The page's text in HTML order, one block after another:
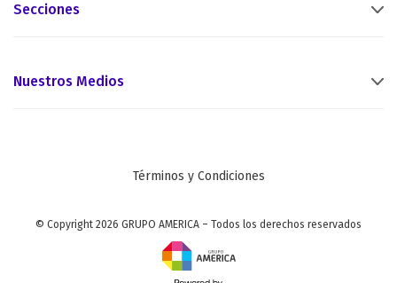
Secciones
Nuestros Medios
Términos y Condiciones
© Copyright 2026 GRUPO AMERICA – Todos los derechos reservados